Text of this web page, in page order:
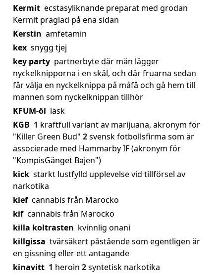
Kermit ecstasyliknande preparat med grodan
Kermit präglad på ena sidan
Kerstin amfetamin
kex snygg tjej
key party partnerbyte där män lägger
nyckelknipporna i en skål, och där fruarna sedan
får välja en nyckelknippa på måfå och gå hem till
mannen som nyckelknippan tillhör
KFUM-öl läsk
KGB 1 kraftfull variant av marijuana, akronym för
"Killer Green Bud" 2svensk fotbollsfirma som är
associerade med Hammarby IF (akronym för
"KompisGänget Bajen")
kick starkt lustfylld upplevelse vid tillförsel av
narkotika
kief cannabis från Marocko
kif cannabis från Marocko
killa koltrasten kvinnlig onani
killgissa tvärsäkert påstående som egentligen är
en gissning eller ett antagande
kinavitt 1 heroin 2syntetisk narkotika